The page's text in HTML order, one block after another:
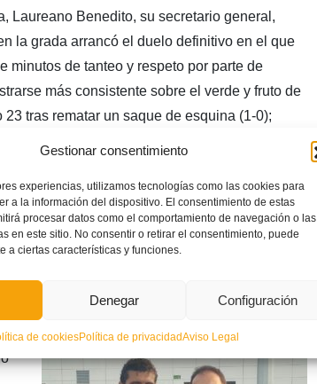
Gestionar consentimiento
experiencias, utilizamos tecnologías como las cookies para
a la información del dispositivo. El consentimiento de estas
procesar datos como el comportamiento de navegación o las
en este sitio. No consentir o retirar el consentimiento, puede
a ciertas características y funciones.
Denegar Configuración
de cookiesPolítica de privacidadAviso Legal
Laureano Benedito, su secretario general,
la grada arrancó el duelo definitivo en el que
minutos de tanteo y respeto por parte de
más consistente sobre el verde y fruto de
tras rematar un saque de esquina (1-0);
Roda al borde del descanso, pero una